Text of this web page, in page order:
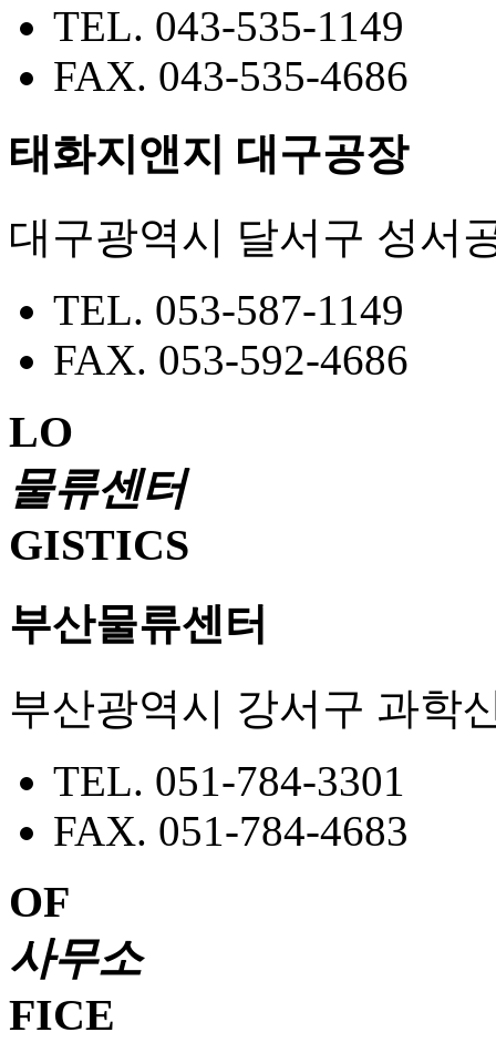
TEL. 043-535-1149
FAX. 043-535-4686
태화지앤지 대구공장
대구광역시 달서구 성서
TEL. 053-587-1149
FAX. 053-592-4686
LO
물류센터
GISTICS
부산물류센터
부산광역시 강서구 과학
TEL. 051-784-3301
FAX. 051-784-4683
OF
사무소
FICE